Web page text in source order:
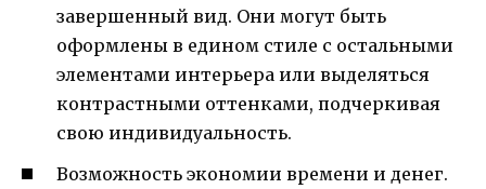
завершенный вид. Они могут быть
оформлены в едином стиле с остальными
элементами интерьера или выделяться
контрастными оттенками, подчеркивая
свою индивидуальность.
Возможность экономии времени и денег.